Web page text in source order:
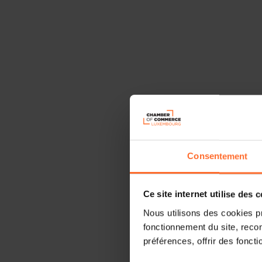
Consentement
Ce site internet utilise des
Nous utilisons des cookies
fonctionnement du site,
préférences, offrir des